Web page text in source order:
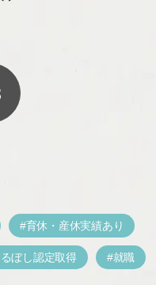
育休・産休実績あり
ぼし認定取得 就職